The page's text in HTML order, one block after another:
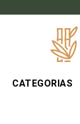
CATEGORIAS